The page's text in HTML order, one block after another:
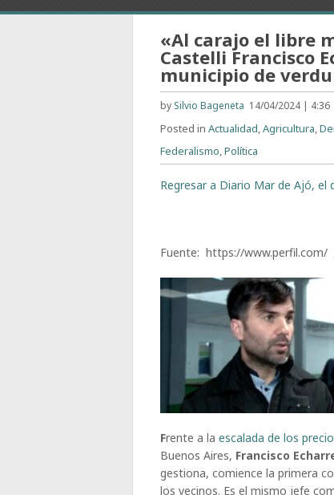
«Al carajo el libre
Castelli Francisco
municipio de
by Silvio Bageneta 14/04/2024 | 4:36
Posted inActualidad,Agricultura,
Federalismo,Política
Regresar a Diario Mar de Ajó, el
Fuente: https://www.perfil.com/
Frente a laescalada de los
Buenos Aires, Francisco
gestiona, comience la primera
los vecinos. Es el mismo jefe